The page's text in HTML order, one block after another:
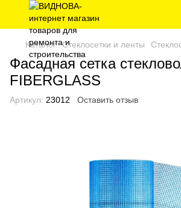
Каталог Стеклосетки и ленты
Фасадная сетка
FIBERGLASS
Артикул: 23012 Оставить отзыв